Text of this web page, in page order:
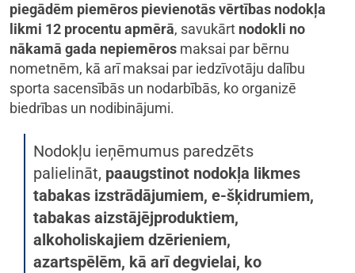
piegādēm piemēros pievienotās vērtības nodokļa
likmi 12 procentu apmērā, savukārt nodokli no
nākamā gada nepiemēros maksai par bērnu
nometnēm, kā arī maksai par iedzīvotāju dalību
sporta sacensībās un nodarbībās, ko organizē
biedrības un nodibinājumi.
Nodokļu ieņēmumus paredzēts
palielināt, paaugstinot nodokļa likmes
tabakas izstrādājumiem, e-šķidrumiem,
tabakas aizstājējproduktiem,
alkoholiskajiem dzērieniem,
azartspēlēm, kā arī degvielai, ko